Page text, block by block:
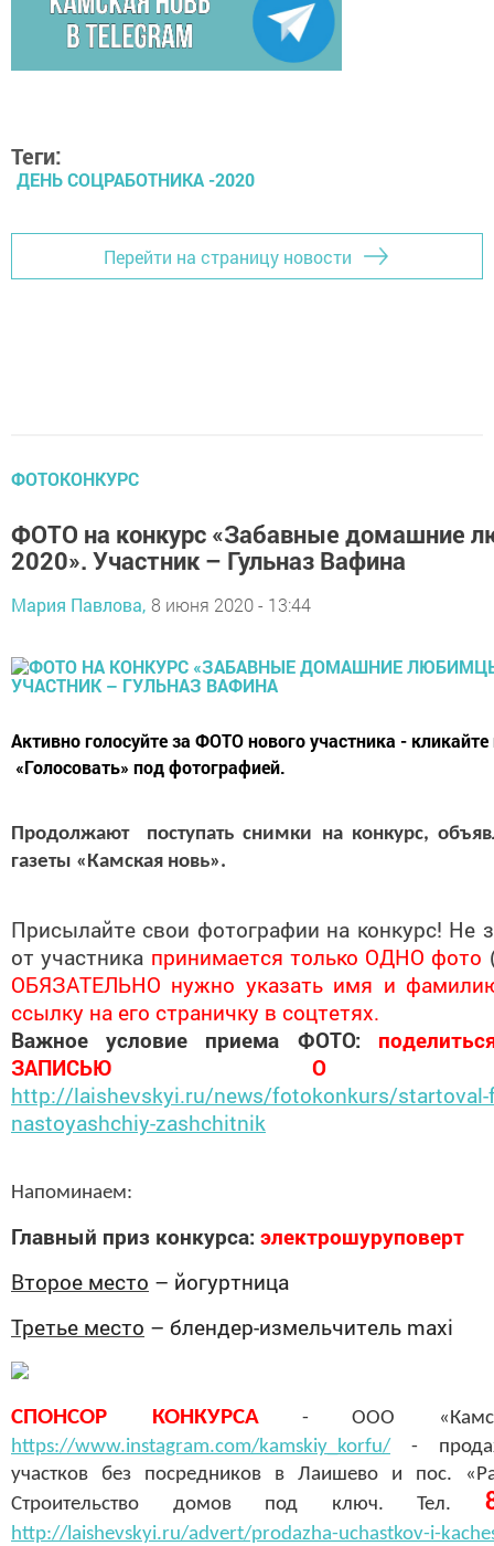
Теги:
ДЕНЬ СОЦРАБОТНИКА -2020
Перейти на страницу новости
ФОТОКОНКУРС
ФОТО на конкурс «Забавные домашние
2020». Участник – Гульназ Вафина
Мария Павлова, 8 июня 2020 - 13:44
Активно голосуйте за ФОТО нового участника - кликайте
«Голосовать» под фотографией.
Продолжают поступать снимки на конкурс,
газеты «Камская новь».
Присылайте свои фотографии на конкурс! Не
от участника принимается только ОДНО фото
ОБЯЗАТЕЛЬНО нужно указать имя и
ссылку на его страничку в соцтетях.
Важное условие приема ФОТО:
ЗАПИСЬЮ О
http://laishevskyi.ru/news/fotokonkurs/startoval-
nastoyashchiy-zashchitnik
Напоминаем:
Главный приз конкурса: электрошуруповерт
Второе место – йогуртница
Третье место – блендер-измельчитель maxi
СПОНСОР КОНКУРСА
- ООО
https://www.instagram.com/kamskiy_korfu/
-
участков без посредников в Лаишево и пос.
Строительство домов под ключ. Тел.
http://laishevskyi.ru/advert/prodazha-uchastkov-i-